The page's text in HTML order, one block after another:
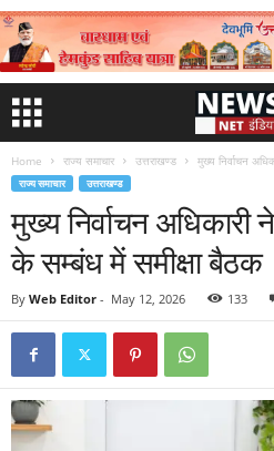
Home राज्य समाचार उत्तराखण्ड मुख्य निर्वाचन
राज्य समाचार उत्तराखण्ड
मुख्य निर्वाचन अधिकारी
के सम्बंध में समीक्षा बैठक
By Web Editor - May 12, 2026 133